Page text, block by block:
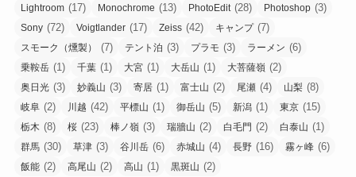
Lightroom (17) Monochrome (13) PhotoEdit (28) Photoshop (3)
Sony (72) Voigtlander (17) Zeiss (42) キャンプ(7)
スモーク（燻製） (7) テント泊 (3) プラモ (3) ラーメン (6)
乗鞍岳 (1) 千葉 (1) 大宮 (1) 大岳山 (1) 大菩薩嶺 (2)
奥日光 (3) 妙義山 (3) 寄居 (1) 富士山 (2) 尾瀬 (4) 山梨 (8)
岐阜 (2) 川越 (42) 平標山 (1) 御岳山 (5) 新潟 (1) 東京 (15)
栃木 (8) 桜 (23) 棒ノ嶺 (3) 瑞牆山 (2) 白毛門 (2) 白泰山 (1)
群馬 (30) 草津 (3) 谷川岳 (6) 赤城山 (4) 長野 (16) 霧ヶ峰 (6)
飯能 (2) 高尾山 (2) 高山 (1) 黒斑山 (2)